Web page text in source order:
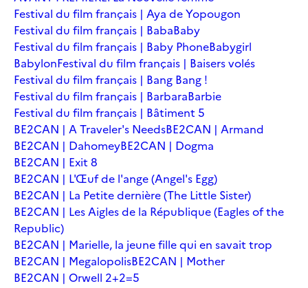
Festival du film français | Aya de Yopougon
Festival du film français | BabaBaby
Festival du film français | Baby PhoneBabygirl
BabylonFestival du film français | Baisers volés
Festival du film français | Bang Bang !
Festival du film français | BarbaraBarbie
Festival du film français | Bâtiment 5
BE2CAN | A Traveler's NeedsBE2CAN | Armand
BE2CAN | DahomeyBE2CAN | Dogma
BE2CAN | Exit 8
BE2CAN | L'Œuf de l'ange (Angel's Egg)
BE2CAN | La Petite dernière (The Little Sister)
BE2CAN | Les Aigles de la République (Eagles of the
Republic)
BE2CAN | Marielle, la jeune fille qui en savait trop
BE2CAN | MegalopolisBE2CAN | Mother
BE2CAN | Orwell 2+2=5